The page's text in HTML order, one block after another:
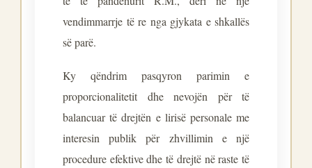
vendimmarrje të re nga gjykata e shkallës
së parë.
Ky qëndrim pasqyron parimin e
proporcionalitetit dhe nevojën për të
balancuar të drejtën e lirisë personale me
interesin publik për zhvillimin e një
procedure efektive dhe të drejtë në raste të